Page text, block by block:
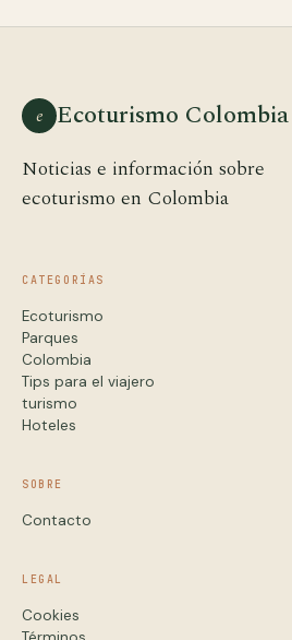
e Ecoturismo Colombia
Noticias e información sobre
ecoturismo en Colombia
CATEGORÍAS
Ecoturismo
Parques
Colombia
Tips para el viajero
turismo
Hoteles
SOBRE
Contacto
LEGAL
Cookies